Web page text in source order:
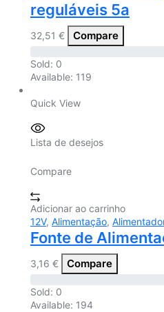
reguláveis 5a
32,51 € Compare
Sold: 0
Available: 119
Quick View
Lista de desejos
Compare
Adicionar ao carrinho
12V, Alimentação,
Fonte de
3,16 € Compare
Sold: 0
Available: 194